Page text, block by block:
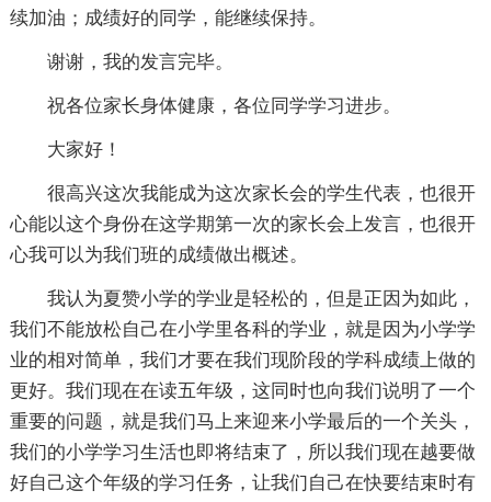
续加油；成绩好的同学，能继续保持。
谢谢，我的发言完毕。
祝各位家长身体健康，各位同学学习进步。
大家好！
很高兴这次我能成为这次家长会的学生代表，也很开
心能以这个身份在这学期第一次的家长会上发言，也很开
心我可以为我们班的成绩做出概述。
我认为夏赞小学的学业是轻松的，但是正因为如此，
我们不能放松自己在小学里各科的学业，就是因为小学学
业的相对简单，我们才要在我们现阶段的学科成绩上做的
更好。我们现在在读五年级，这同时也向我们说明了一个
重要的问题，就是我们马上来迎来小学最后的一个关头，
我们的小学学习生活也即将结束了，所以我们现在越要做
好自己这个年级的学习任务，让我们自己在快要结束时有